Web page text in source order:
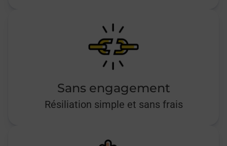
Sans engagement
Résiliation simple et sans frais